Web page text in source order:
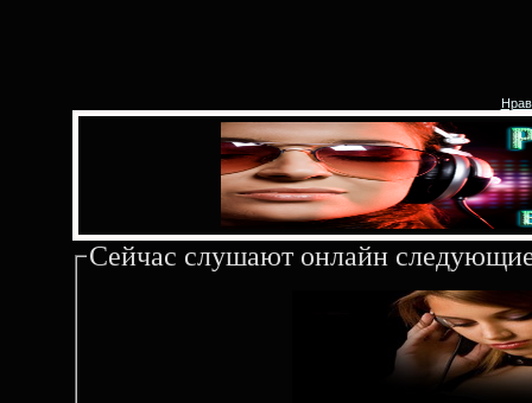
Сейчас слушают онлайн